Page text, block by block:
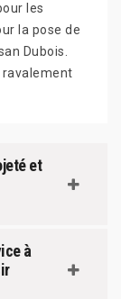
les
la pose de
Dubois.
ravalement
et
à